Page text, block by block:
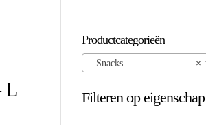
L
Productcategorieën
×
Snacks
Filteren op eigenschap